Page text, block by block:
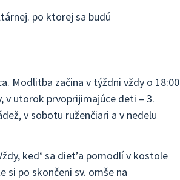
po ktorej sa budú
Modlitba začina v týždni vždy o 18:00
v utorok prvoprijimajúce deti – 3.
v sobotu ruženčiari a v nedelu
ked‘ sa diet’a pomodlí v kostole
si po skončeni sv. omše na